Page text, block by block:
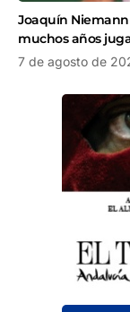
Joaquín
muchos años
7 de agosto de